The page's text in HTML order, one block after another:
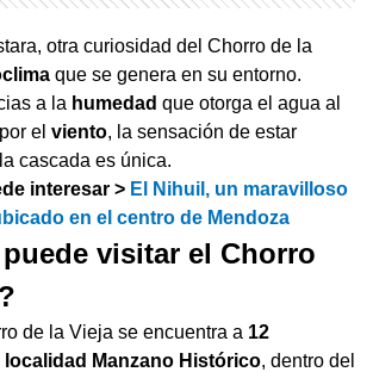
otra curiosidad del Chorro de la
que se genera en su entorno.
a la humedad que otorga el agua al
el viento, la sensación de estar
cascada es única.
interesar > El Nihuil, un maravilloso
en el centro de Mendoza
visitar el Chorro
de la Vieja se encuentra a 12
localidad Manzano Histórico, dentro del